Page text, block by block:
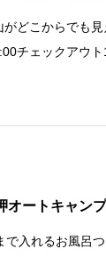
がどこからでも
チェックアウ
オートキャン
で入れるお風呂